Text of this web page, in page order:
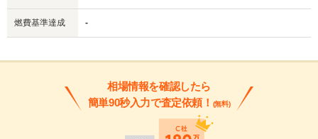
燃費基準達成 -
相場情報を確認したら
簡単90秒入力で査定依頼！ (無料)